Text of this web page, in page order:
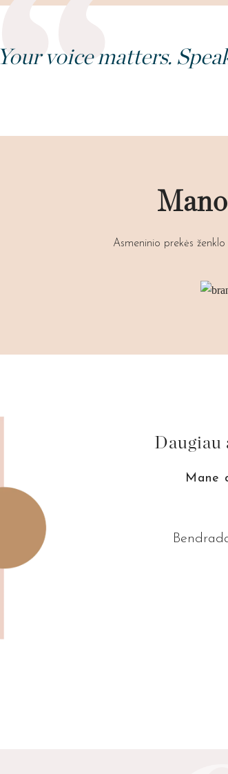
Your voice matters.
Asmeninio prekės
Daugiau
Mane